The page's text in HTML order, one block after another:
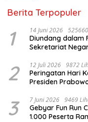
Berita Terpopuler
1 14 Juni 2026
Diundang dalam
Sekretariat
2 12 Juli 2026 9872
Peringatan Hari
Presiden
3 7 Juni 2026 9469
Gebyar Fun Run
1.000 Peserta